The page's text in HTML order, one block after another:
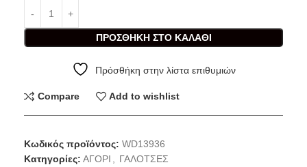
ΠΡΟΣΘΉΚΗ ΣΤΟ ΚΑΛΆΘΙ
Πρόσθήκη στην λίστα επιθυμιών
Compare Add to wishlist
Κωδικός προϊόντος: WD13936
Κατηγορίες: ΑΓΟΡΙ
ΓΑΛΟΤΣΕΣ